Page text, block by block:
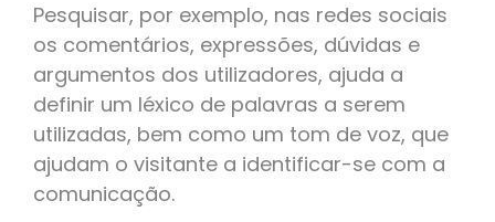
Pesquisar, por exemplo, nas redes sociais
os comentários, expressões, dúvidas e
argumentos dos utilizadores, ajuda a
definir um léxico de palavras a serem
utilizadas, bem como um tom de voz, que
ajudam o visitante a identificar-se com a
comunicação.